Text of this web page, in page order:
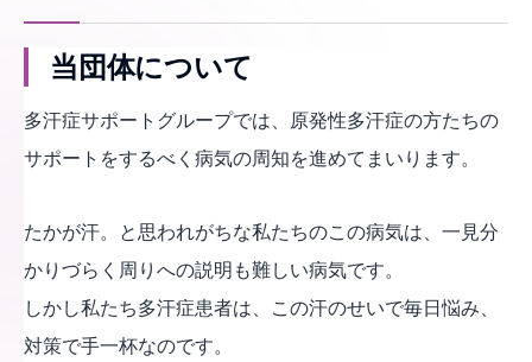
当団体について
多汗症サポートグループでは、原発性多汗症の方たちの
サポートをするべく病気の周知を進めてまいります。
たかが汗。と思われがちな私たちのこの病気は、一見分
かりづらく周りへの説明も難しい病気です。
しかし私たち多汗症患者は、この汗のせいで毎日悩み、
対策で手一杯なのです。